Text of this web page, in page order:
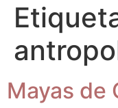
Mayas de